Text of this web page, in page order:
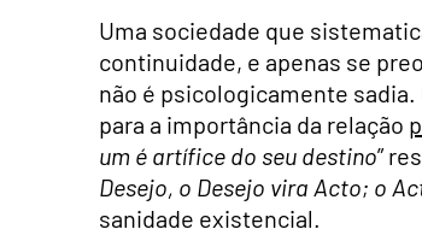
Uma sociedade que
continuidade, e apenas se
não é psicologicamente sadia.
para a importância da relação
um é artífice do seu destino”
Desejo, o Desejo vira Acto; o
sanidade existencial.